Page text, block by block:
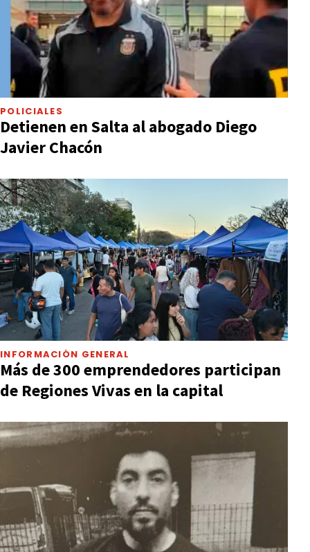
POLICIALES
Detienen en Salta al abogado Diego
Javier Chacón
INFORMACIÓN GENERAL
Más de 300 emprendedores participan
de Regiones Vivas en la capital